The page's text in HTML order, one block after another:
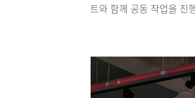
트와 함께 공동 작업을 진